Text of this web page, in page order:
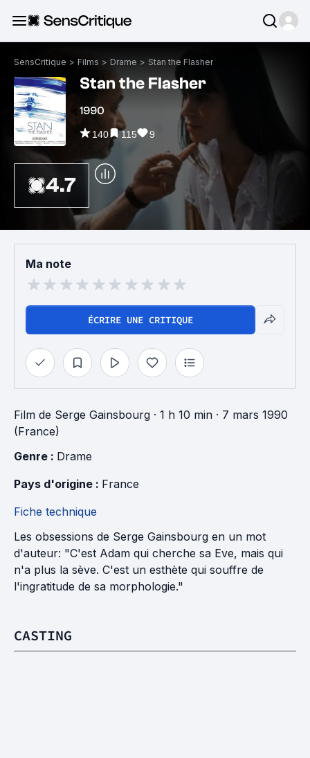
SensCritique > Films > Drame > Stan the Flasher
Stan the Flasher
1990
140 115 9
4.7
Ma note
ÉCRIRE UNE CRITIQUE
Film de Serge Gainsbourg · 1 h 10 min · 7 mars 1990
(France)
Genre : Drame
Pays d'origine : France
Fiche technique
Les obsessions de Serge Gainsbourg en un mot
d'auteur: "C'est Adam qui cherche sa Eve, mais qui
n'a plus la sève. C'est un esthète qui souffre de
l'ingratitude de sa morphologie."
CASTING